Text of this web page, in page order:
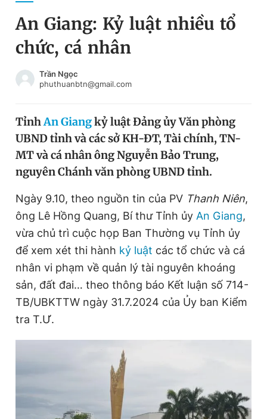
Chuyên mục
Chuyên mục khác
Tin thị trường Tin 360
Video Magazine
Sản phẩm khác
Tiện ích Bạn cần biết
Thông tin tòa soạn Liên hệ quảng cáo
Đọc Thanh Niên trên điện thoại
Đổi mật khẩu
Tin đã lưu
Tin đã xem
Đăng xuất
An Giang: Kỷ luật nhiều tổ
chức, cá nhân
Trần Ngọc
phuthuanbtn@gmail.com
TỉnhAn Giangkỷ luật Đảng ủy Văn phòng
UBND tỉnh và các sở KH-ĐT, Tài chính, TN-
MT và cá nhân ông Nguyễn Bảo Trung,
nguyên Chánh văn phòng UBND tỉnh.
Ngày 9.10, theo nguồn tin của PV Thanh Niên,
ông Lê Hồng Quang, Bí thư Tỉnh ủy An Giang,
vừa chủ trì cuộc họp Ban Thường vụ Tỉnh ủy
để xem xét thi hành kỷ luật các tổ chức và cá
nhân vi phạm về quản lý tài nguyên khoáng
sản, đất đai… theo thông báo Kết luận số 714-
TB/UBKTTW ngày 31.7.2024 của Ủy ban Kiểm
tra T.Ư.